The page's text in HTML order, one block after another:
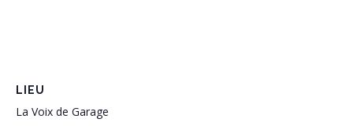
LIEU
La Voix de Garage